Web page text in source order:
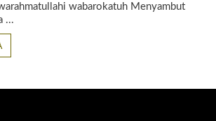
wabarokatuh Menyambut
...